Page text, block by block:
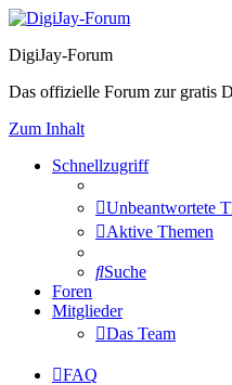
DigiJay-Forum
Das offizielle Forum zur gratis
Zum Inhalt
Schnellzugriff
Unbeantwortete
Aktive Themen
Suche
Foren
Mitglieder
Das Team
FAQ